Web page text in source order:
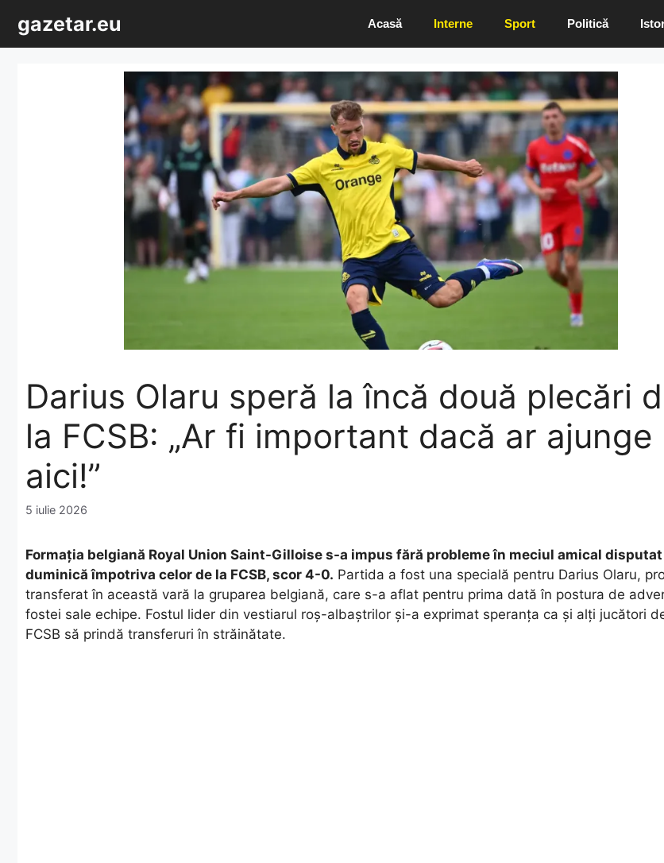
conținut
gazetar.eu Acasă Interne Sport Politică
Darius Olaru speră la încă două plecări
la FCSB: „Ar fi important dacă ar ajunge
aici!”
5 iulie 2026
Formația belgiană Royal Union Saint-Gilloise s-a impus fără probleme în meciul amical disputat
duminică împotriva celor de la FCSB, scor 4-0. Partida a fost una specială pentru Darius Olaru,
transferat în această vară la gruparea belgiană, care s-a aflat pentru prima dată în postura de
fostei sale echipe. Fostul lider din vestiarul roș-albaștrilor și-a exprimat speranța ca și alți jucători
FCSB să prindă transferuri în străinătate.